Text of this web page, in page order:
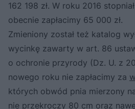
162 198 zł. W roku 2016
obecnie zapłacimy 65 000 zł.
Zmieniony został też katalog
wycinkę zawarty w art. 86
o ochronie przyrody (Dz. U. z
nowego roku nie zapłacimy za
których obwód pnia mierzony
nie przekroczy 80 cm oraz